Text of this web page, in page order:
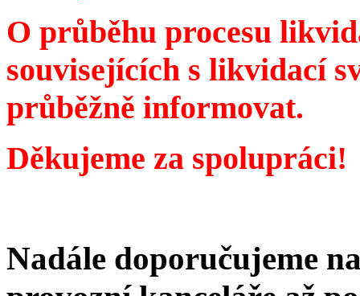
O průběhu procesu
souvisejících s likvidací
průběžně informovat.
Děkujeme za spolupráci!
Nadále doporučujeme